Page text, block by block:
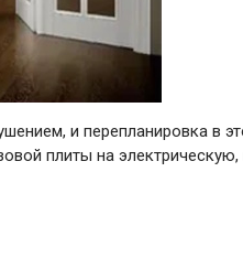
и перепланировка в
плиты на электрическую,